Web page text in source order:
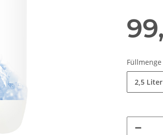
Füllmenge
2,5